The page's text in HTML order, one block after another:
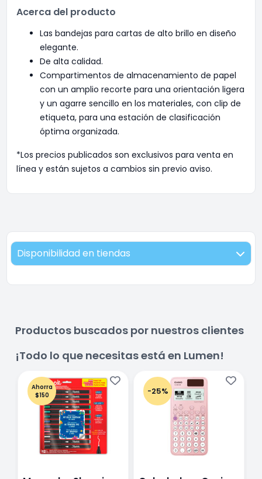
Acerca del producto
Las bandejas para cartas de alto brillo en diseño
elegante.
De alta calidad.
Compartimentos de almacenamiento de papel
con un amplio recorte para una orientación ligera
y un agarre sencillo en los materiales, con clip de
etiqueta, para una estación de clasificación
óptima organizada.
*Los precios publicados son exclusivos para venta en
línea y están sujetos a cambios sin previo aviso.
Disponibilidad en tiendas
Productos buscados por nuestros clientes
¡Todo lo que necesitas está en Lumen!
Ahorra
$150
-25%